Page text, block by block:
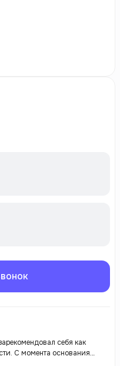
себя как
С момента основания
и коммерческой